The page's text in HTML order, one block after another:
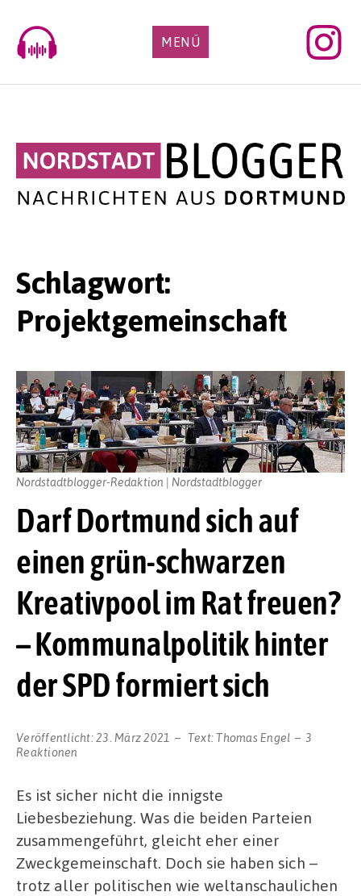
content
MENÜ
Schlagwort:
Projektgemeinschaft
Darf Dortmund sich auf
einen grün-schwarzen
Kreativpool im Rat freuen?
– Kommunalpolitik hinter
der SPD formiert sich
Veröffentlicht:23. März 2021 Text:Thomas Engel
3
Reaktionen
Nordstadtblogger-Redaktion | Nordstadtblogger
Es ist sicher nicht die innigste
Liebesbeziehung. Was die beiden Parteien
zusammengeführt, gleicht eher einer
Zweckgemeinschaft. Doch sie haben sich –
trotz aller politischen wie weltanschaulichen